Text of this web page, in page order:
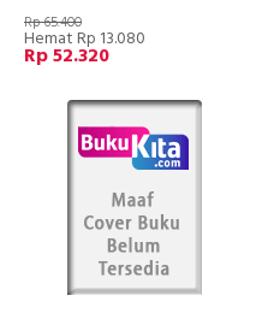
Rp 65.400
Hemat Rp 13.080
Rp 52.320